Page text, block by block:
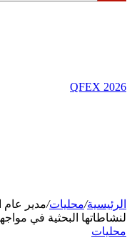
QFEX 2026
الرئيسية/محليات/مدير عام
لنشاطاتها البحثية في
محليات